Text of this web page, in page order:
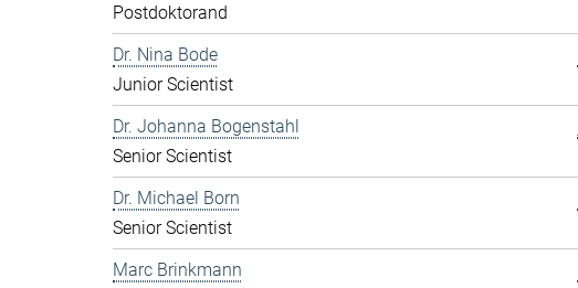
Postdoktorand
Dr. Nina Bode
Junior Scientist
Dr. Johanna Bogenstahl
Senior Scientist
Dr. Michael Born
Senior Scientist
Marc Brinkmann